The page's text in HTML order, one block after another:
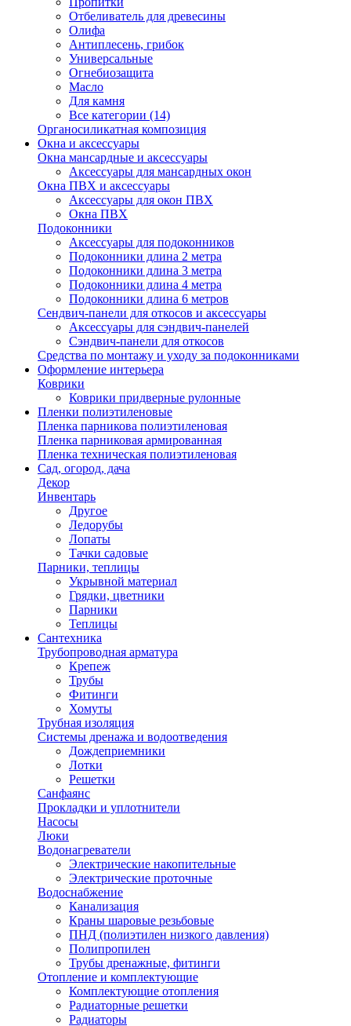
Отбеливатель для древесины
Олифа
Антиплесень, грибок
Универсальные
Огнебиозащита
Масло
Для камня
Все категории (14)
Органосиликатная композиция
Окна и аксессуары
Окна мансардные и аксессуары
Аксессуары для мансардных окон
Окна ПВХ и аксессуары
Аксессуары для окон ПВХ
Окна ПВХ
Подоконники
Аксессуары для подоконников
Подоконники длина 2 метра
Подоконники длина 3 метра
Подоконники длина 4 метра
Подоконники длина 6 метров
Сендвич-панели для откосов и аксессуары
Аксессуары для сэндвич-панелей
Сэндвич-панели для откосов
Средства по монтажу и уходу за подоконниками
Оформление интерьера
Коврики
Коврики придверные рулонные
Пленки полиэтиленовые
Пленка парникова полиэтиленовая
Пленка парниковая армированная
Пленка техническая полиэтиленовая
Сад, огород, дача
Декор
Инвентарь
Другое
Ледорубы
Лопаты
Тачки садовые
Парники, теплицы
Укрывной материал
Грядки, цветники
Парники
Теплицы
Сантехника
Трубопроводная арматура
Крепеж
Трубы
Фитинги
Хомуты
Трубная изоляция
Системы дренажа и водоотведения
Дождеприемники
Лотки
Решетки
Санфаянс
Прокладки и уплотнители
Насосы
Люки
Водонагреватели
Электрические накопительные
Электрические проточные
Водоснабжение
Канализация
Краны шаровые резьбовые
ПНД (полиэтилен низкого давления)
Полипропилен
Трубы дренажные, фитинги
Отопление и комплектующие
Комплектующие отопления
Радиаторные решетки
Радиаторы